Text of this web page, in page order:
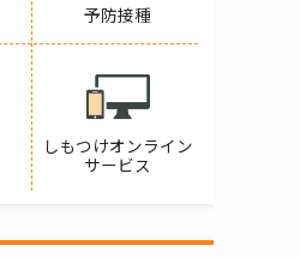
予防接種
しもつけオンライン
サービス